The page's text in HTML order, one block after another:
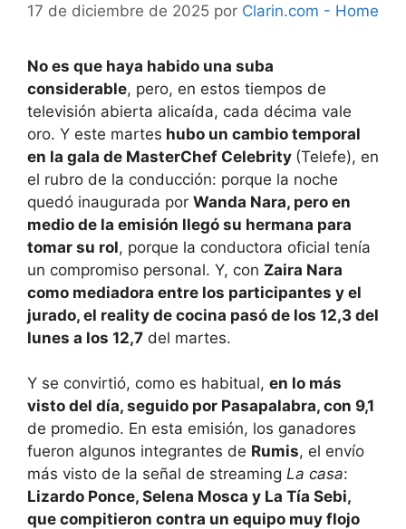
17 de diciembre de 2025 por Clarin.com - Home
No es que haya habido una suba
considerable, pero, en estos tiempos de
televisión abierta alicaída, cada décima vale
oro. Y este martes hubo un cambio temporal
en la gala de MasterChef Celebrity (Telefe), en
el rubro de la conducción: porque la noche
quedó inaugurada por Wanda Nara, pero en
medio de la emisión llegó su hermana para
tomar su rol, porque la conductora oficial tenía
un compromiso personal. Y, con Zaira Nara
como mediadora entre los participantes y el
jurado, el reality de cocina pasó de los 12,3 del
lunes a los 12,7 del martes.
Y se convirtió, como es habitual, en lo más
visto del día, seguido por Pasapalabra, con 9,1
de promedio. En esta emisión, los ganadores
fueron algunos integrantes de Rumis, el envío
más visto de la señal de streaming La casa:
Lizardo Ponce, Selena Mosca y La Tía Sebi,
que compitieron contra un equipo muy flojo